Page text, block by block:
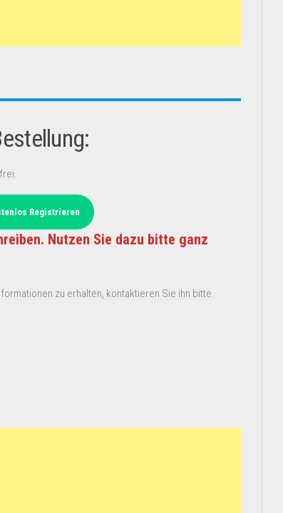
Registrieren
Nutzen Sie dazu bitte ganz
zu erhalten, kontaktieren Sie ihn bitte.